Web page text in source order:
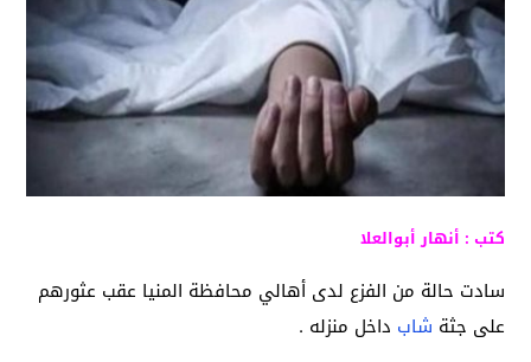
كتب : أنهار أبوالعلا
سادت حالة من الفزع لدى أهالي محافظة المنيا عقب عثورهم
على جثة شاب داخل منزله .